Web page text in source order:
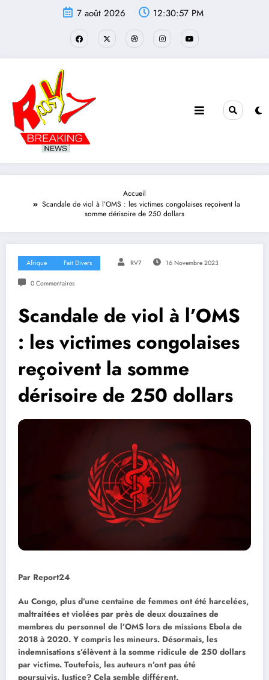
7 août 2026 12:30:58 PM
Accueil
Scandale de viol à l’OMS : les victimes congolaises reçoivent la
somme dérisoire de 250 dollars
Afrique Fait Divers RV7 16 Novembre 2023
0 Commentaires
Scandale de viol à l’OMS
: les victimes congolaises
reçoivent la somme
dérisoire de 250 dollars
Par Report24
Au Congo, plus d’une centaine de femmes ont été harcelées,
maltraitées et violées par près de deux douzaines de
membres du personnel de l’OMS lors de missions Ebola de
2018 à 2020. Y compris les mineurs. Désormais, les
indemnisations s’élèvent à la somme ridicule de 250 dollars
par victime. Toutefois, les auteurs n’ont pas été
poursuivis. Justice? Cela semble différent.